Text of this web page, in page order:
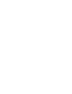
dem Dach